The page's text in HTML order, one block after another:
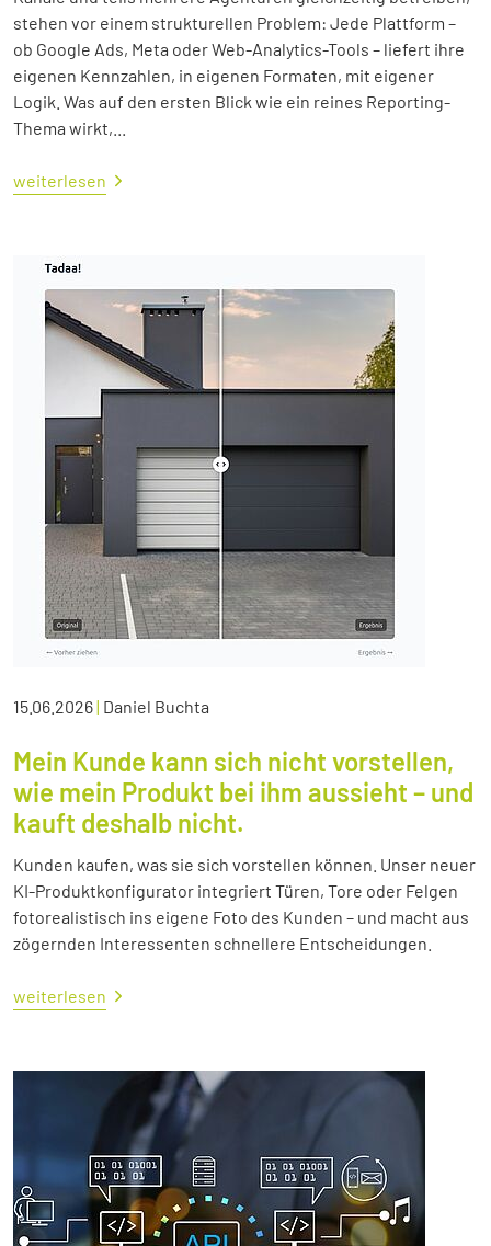
stehen vor einem strukturellen Problem: Jede Plattform –
ob Google Ads, Meta oder Web-Analytics-Tools – liefert ihre
eigenen Kennzahlen, in eigenen Formaten, mit eigener
Logik. Was auf den ersten Blick wie ein reines Reporting-
Thema wirkt,...
weiterlesen
15.06.2026| Daniel Buchta
Mein Kunde kann sich nicht vorstellen,
wie mein Produkt bei ihm aussieht – und
kauft deshalb nicht.
Kunden kaufen, was sie sich vorstellen können. Unser neuer
KI-Produktkonfigurator integriert Türen, Tore oder Felgen
fotorealistisch ins eigene Foto des Kunden – und macht aus
zögernden Interessenten schnellere Entscheidungen.
weiterlesen